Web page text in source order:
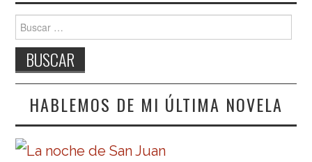
Buscar:
HABLEMOS DE MI ÚLTIMA NOVELA